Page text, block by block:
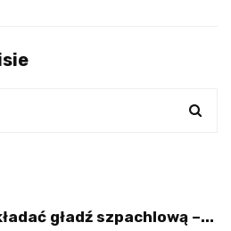
gładź szpachlową –...